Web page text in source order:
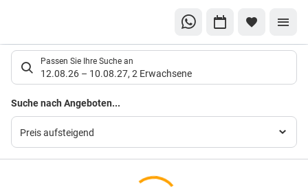
Suchlistenseite
Passen Sie Ihre Suche an
12.08.26 – 10.08.27, 2 Erwachsene
Suche nach Angeboten...
Preis aufsteigend